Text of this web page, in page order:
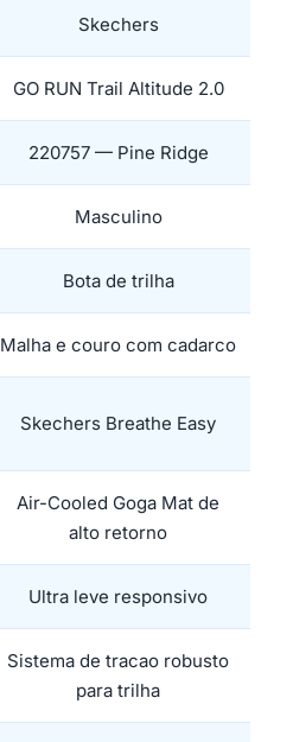
Skechers
GO RUN Trail Altitude 2.0
220757 — Pine Ridge
Masculino
Bota de trilha
Malha e couro com cadarco
Skechers Breathe Easy
Air-Cooled Goga Mat de
alto retorno
Ultra leve responsivo
Sistema de tracao robusto
para trilha